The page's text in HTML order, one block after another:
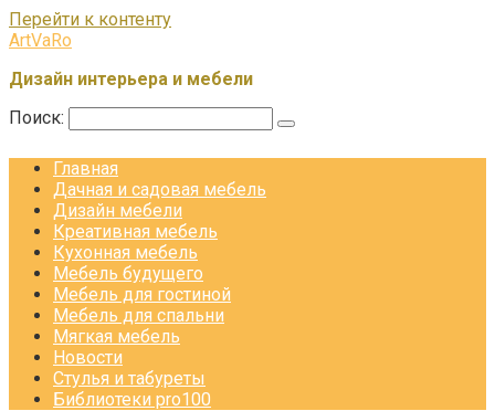
Перейти к контенту
ArtVaRo
Дизайн интерьера и мебели
Поиск:
Главная
Дачная и садовая мебель
Дизайн мебели
Креативная мебель
Кухонная мебель
Мебель будущего
Мебель для гостиной
Мебель для спальни
Мягкая мебель
Новости
Стулья и табуреты
Библиотеки pro100